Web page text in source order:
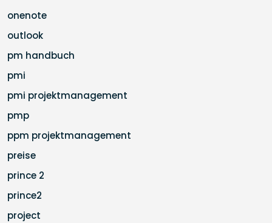
onenote
outlook
pm handbuch
pmi
pmi projektmanagement
pmp
ppm projektmanagement
preise
prince 2
prince2
project